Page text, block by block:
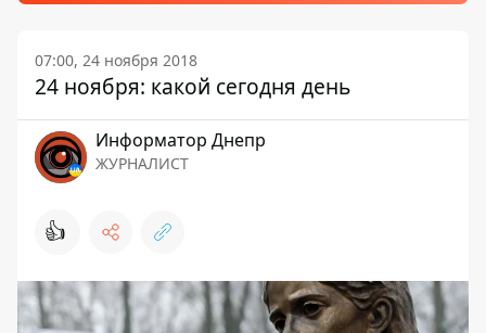
07:00, 24 ноября 2018
24 ноября: какой сегодня день
Информатор Днепр
ЖУРНАЛИСТ
👍